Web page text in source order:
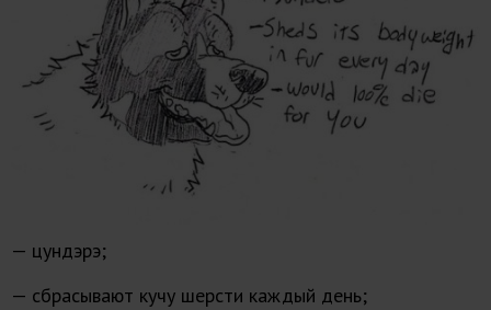
— цундэрэ;
— сбрасывают кучу шерсти каждый день;